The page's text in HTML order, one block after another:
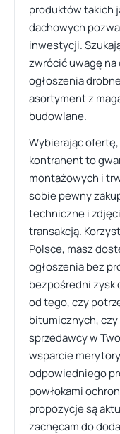
produktów takich
dachowych
inwestycji.
zwrócić uwagę na
ogłoszenia
asortyment z
budowlane.
Wybierając
kontrahent to
montażowych i
sobie pewny
techniczne i
transakcją.
Polsce, masz
ogłoszenia bez
bezpośredni zysk
od tego, czy
bitumicznych,
sprzedawcy w
wsparcie
odpowiedniego
powłokami
propozycje są
zachęcam do